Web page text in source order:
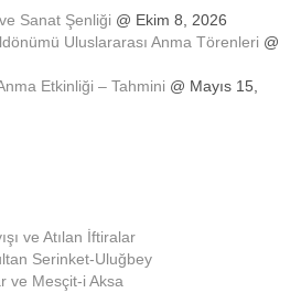
Sanat Şenliği @ Ekim 8, 2026
Uluslararası Anma Törenleri @
Etkinliği – Tahmini @ Mayıs 15,
ve Atılan İftiralar
Serinket-Uluğbey
ve Mesçit-i Aksa